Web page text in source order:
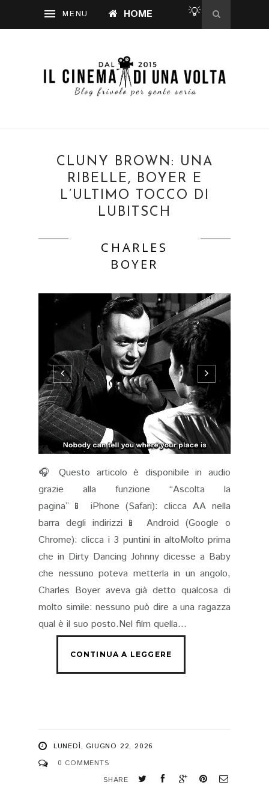
HOME 💡
CLUNY BROWN: UNA
RIBELLE, BOYER E
L’ULTIMO TOCCO DI
LUBITSCH
CHARLES
BOYER
🎧 Questo articolo è disponibile in audio
grazie alla funzione “Ascolta la
pagina”📱 iPhone (Safari): clicca AA nella
barra degli indirizzi📱 Android (Google o
Chrome): clicca i 3 puntini in altoMolto prima
che in Dirty Dancing Johnny dicesse a Baby
che nessuno poteva metterla in un angolo,
Charles Boyer aveva già detto qualcosa di
molto simile: nessuno può dire a una ragazza
qual è il suo posto.Nel film quella...
LUNEDÌ, GIUGNO 22, 2026
0 COMMENTS
SHARE